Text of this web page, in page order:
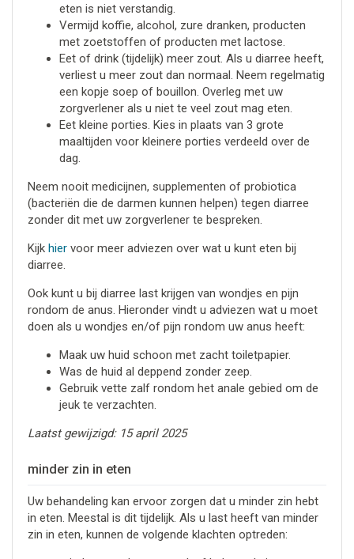
eten is niet verstandig.
Vermijd koffie, alcohol, zure dranken, producten
met zoetstoffen of producten met lactose.
Eet of drink (tijdelijk) meer zout. Als u diarree heeft,
verliest u meer zout dan normaal. Neem regelmatig
een kopje soep of bouillon. Overleg met uw
zorgverlener als u niet te veel zout mag eten.
Eet kleine porties. Kies in plaats van 3 grote
maaltijden voor kleinere porties verdeeld over de
dag.
Neem nooit medicijnen, supplementen of probiotica
(bacteriën die de darmen kunnen helpen) tegen diarree
zonder dit met uw zorgverlener te bespreken.
Kijk hiervoor meer adviezen over wat u kunt eten bij
diarree.
Ook kunt u bij diarree last krijgen van wondjes en pijn
rondom de anus. Hieronder vindt u adviezen wat u moet
doen als u wondjes en/of pijn rondom uw anus heeft:
Maak uw huid schoon met zacht toiletpapier.
Was de huid al deppend zonder zeep.
Gebruik vette zalf rondom het anale gebied om de
jeuk te verzachten.
Laatst gewijzigd: 15 april 2025
minder zin in eten
Uw behandeling kan ervoor zorgen dat u minder zin hebt
in eten. Meestal is dit tijdelijk. Als u last heeft van minder
zin in eten, kunnen de volgende klachten optreden: